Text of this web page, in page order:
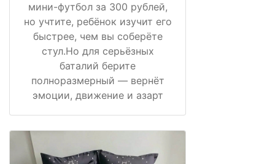
мини-футбол за 300 рублей,
но учтите, ребёнок изучит его
быстрее, чем вы соберёте
стул.Но для серьёзных
баталий берите
полноразмерный — вернёт
эмоции, движение и азарт